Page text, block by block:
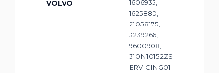
VOLVO
1606935,
1625880,
21058175,
3239266,
9600908,
310N10152ZS
ERVICING01